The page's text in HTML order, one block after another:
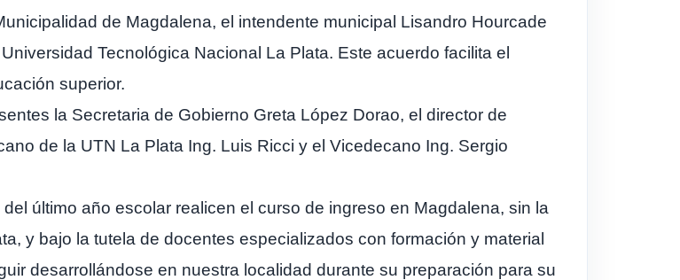
de Magdalena, el intendente municipal Lisandro Hourcade
Tecnológica Nacional La Plata. Este acuerdo facilita el
superior.
la Secretaria de Gobierno Greta López Dorao, el director de
de la UTN La Plata Ing. Luis Ricci y el Vicedecano Ing. Sergio
último año escolar realicen el curso de ingreso en Magdalena, sin la
y bajo la tutela de docentes especializados con formación y material
desarrollándose en nuestra localidad durante su preparación para su